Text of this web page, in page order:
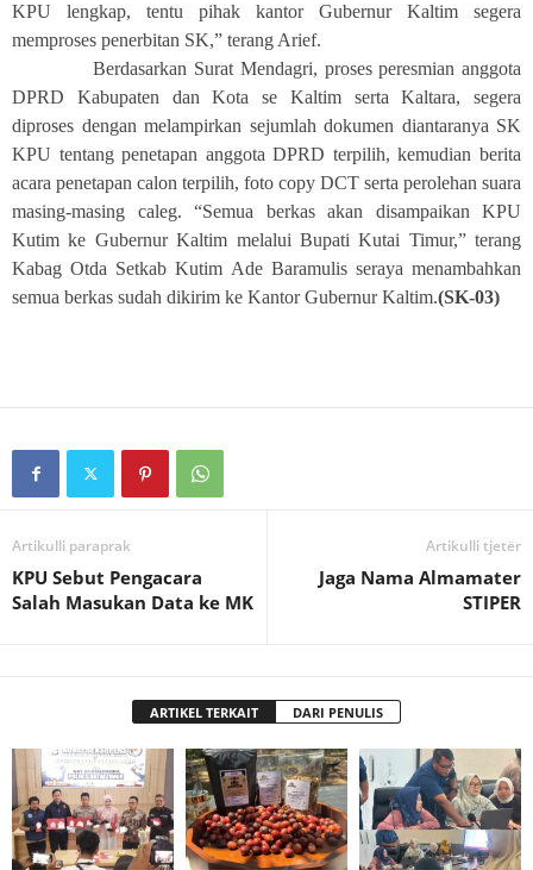
KPU lengkap, tentu pihak kantor Gubernur Kaltim segera
memproses penerbitan SK,” terang Arief.
Berdasarkan Surat Mendagri, proses peresmian anggota
DPRD Kabupaten dan Kota se Kaltim serta Kaltara, segera
diproses dengan melampirkan sejumlah dokumen diantaranya SK
KPU tentang penetapan anggota DPRD terpilih, kemudian berita
acara penetapan calon terpilih, foto copy DCT serta perolehan suara
masing-masing caleg. “Semua berkas akan disampaikan KPU
Kutim ke Gubernur Kaltim melalui Bupati Kutai Timur,” terang
Kabag Otda Setkab Kutim Ade Baramulis seraya menambahkan
semua berkas sudah dikirim ke Kantor Gubernur Kaltim.(SK-03)
Artikulli paraprak
KPU Sebut Pengacara
Salah Masukan Data ke MK
Artikulli tjetër
Jaga Nama Almamater
STIPER
ARTIKEL TERKAIT DARI PENULIS